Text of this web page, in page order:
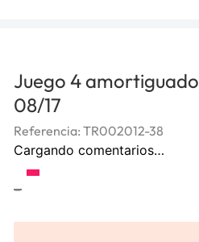
Juego 4
08/17
Referencia: TR002012-38
Cargando comentarios…
-